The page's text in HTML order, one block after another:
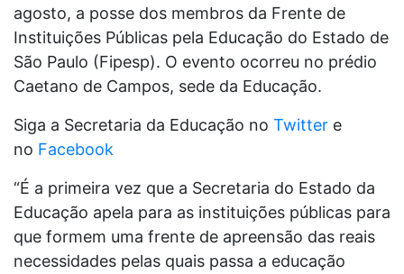
agosto, a posse dos membros da Frente de
Instituições Públicas pela Educação do Estado de
São Paulo (Fipesp). O evento ocorreu no prédio
Caetano de Campos, sede da Educação.
Siga a Secretaria da Educação no Twitter e
no Facebook
“É a primeira vez que a Secretaria do Estado da
Educação apela para as instituições públicas para
que formem uma frente de apreensão das reais
necessidades pelas quais passa a educação